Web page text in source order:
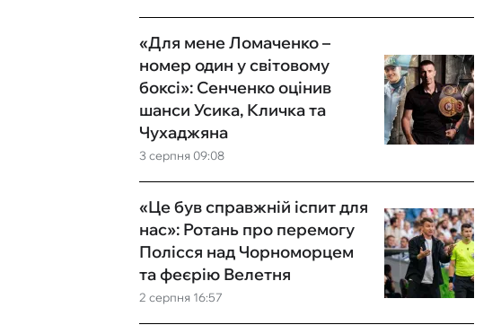
3 серпня 09:08
«Для мене Ломаченко –
номер один у світовому
боксі»: Сенченко оцінив
шанси Усика, Кличка та
Чухаджяна
2 серпня 16:57
«Це був справжній іспит для
нас»: Ротань про перемогу
Полісся над Чорноморцем
та феєрію Велетня